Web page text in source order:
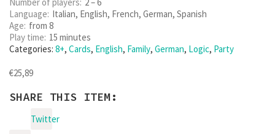
Language Italian, English, French, German, Spanish
Age from 8
Play time 15 minutes
Categories: 8+, Cards, English, Family, German, Logic, Party
€25,89
SHARE THIS ITEM:
Twitter